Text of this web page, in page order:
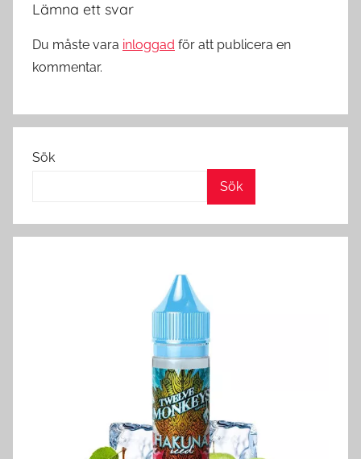
r
i
Lämna ett svar
Du måste vara inloggad för att publicera en
kommentar.
Sök
Sök